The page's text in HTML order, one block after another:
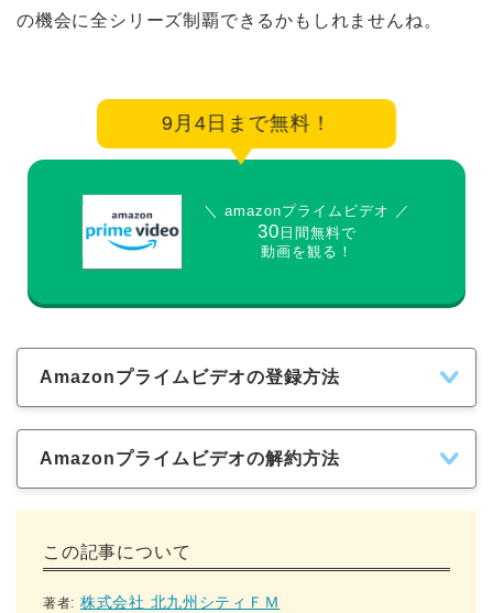
の機会に全シリーズ制覇できるかもしれませんね。
9月4日まで無料！
＼ amazonプライムビデオ ／
30 日間無料で
動画を観る！
Amazonプライムビデオの登録方法
Amazonプライムビデオの解約方法
この記事について
著者: 株式会社 北九州シティＦＭ